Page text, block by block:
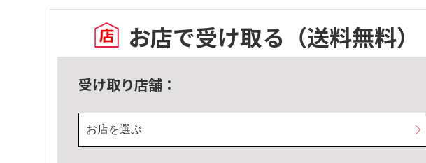
お店で受け取る （送料無料）
受け取り店舗：
お店を選ぶ